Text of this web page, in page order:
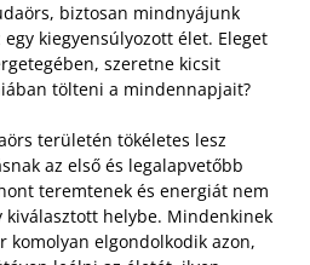
biztosan mindnyájunk
kiegyensúlyozott élet. Eleget
szeretne kicsit
tölteni a mindennapjait?
területén tökéletes lesz
az első és legalapvetőbb
teremtenek és energiát nem
kiválasztott helybe. Mindenkinek
komolyan elgondolkodik azon,